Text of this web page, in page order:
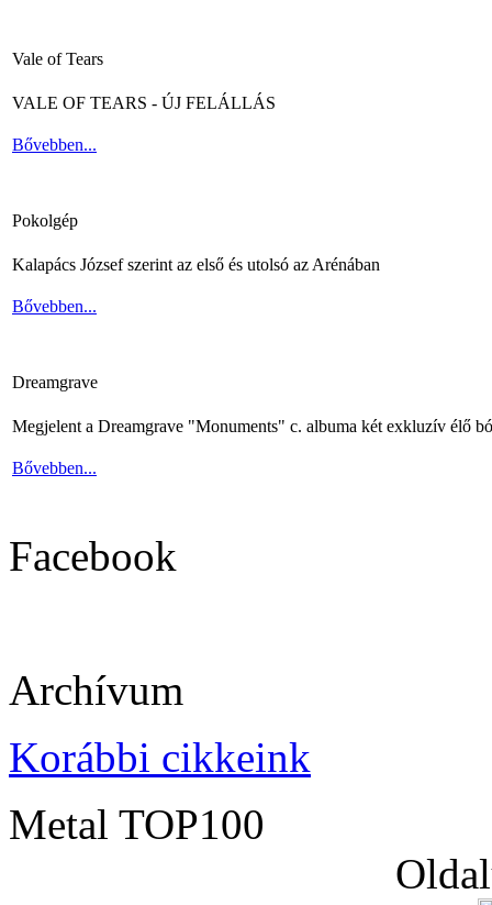
Vale of Tears
VALE OF TEARS - ÚJ FELÁLLÁS
Bővebben...
Pokolgép
Kalapács József szerint az első és utolsó az Arénában
Bővebben...
Dreamgrave
Megjelent a Dreamgrave "Monuments" c. albuma két exkluzív élő
Bővebben...
Facebook
Archívum
Korábbi cikkeink
Metal TOP100